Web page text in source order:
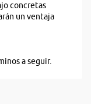
concretas
un ventaja
a seguir.